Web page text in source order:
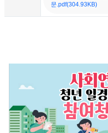
문.pdf(304.93KB)